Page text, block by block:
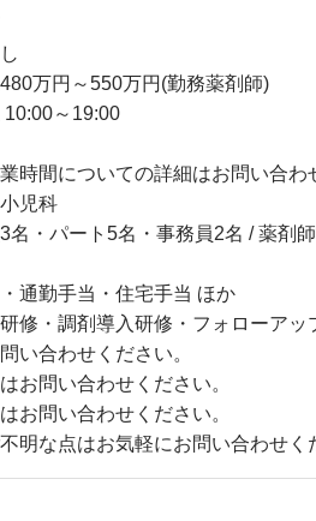
万円～550万円(勤務薬剤師)
10:00～19:00
時間についての詳細はお問い合わ
児科
名・パート5名・事務員2名 / 薬剤
通勤手当・住宅手当 ほか
修・調剤導入研修・フォローアッ
い合わせください。
お問い合わせください。
お問い合わせください。
明な点はお気軽にお問い合わせく